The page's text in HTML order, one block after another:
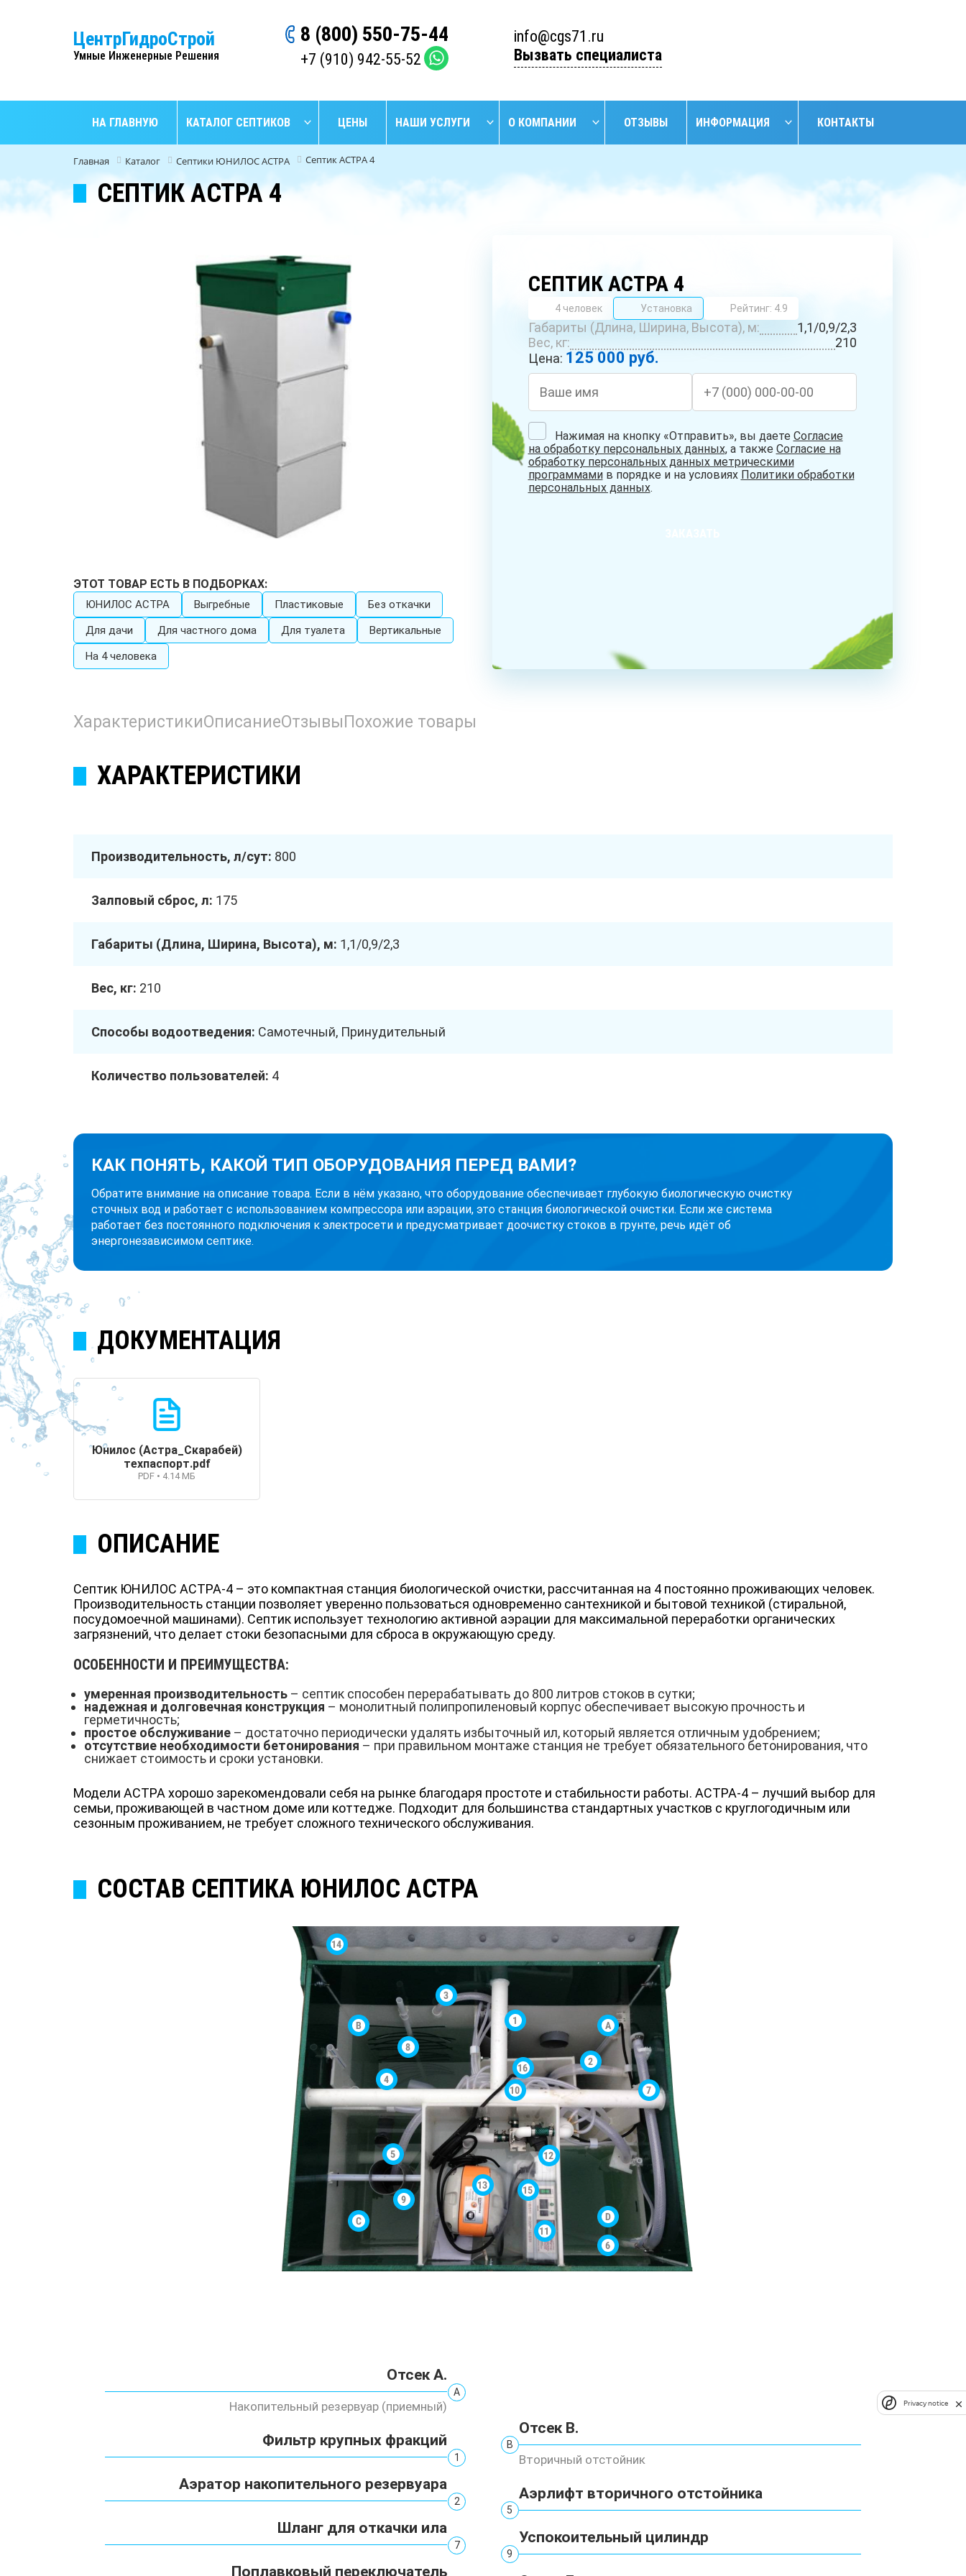
ЦентрГидроСтрой
Умные Инженерные Решения
8 (800) 550-75-44
+7 (910) 942-55-52
info@cgs71.ru
Вызвать специалиста
НА ГЛАВНУЮ КАТАЛОГ СЕПТИКОВ
НАЙТИ
ЦЕНЫ НАШИ УСЛУГИ
НАЙТИ
ОБУСТРОЙСТВО
РЕМОНТ
СКВАЖИН НА
ВОДУ
БУРЕНИЕ
КОЛОДЦЕВ
БУРЕНИЕ
СИСТЕМЫ
ОЧИСТКИ
О КОМПАНИИ ОТЗЫВЫ ИНФОРМАЦИЯ КОНТАКТЫ
Главная Каталог Септики ЮНИЛОС АСТРА Септик АСТРА 4
СЕПТИК АСТРА 4
ЭТОТ ТОВАР ЕСТЬ В ПОДБОРКАХ:
ЮНИЛОС АСТРА Выгребные Пластиковые
Без откачки
Для дачи
Для частного дома Для туалета
Вертикальные
На 4 человека
СЕПТИК АСТРА 4
4 человек Установка Рейтинг: 4.9
Габариты (Длина, Ширина, Высота), м:
1,1/0,9/2,3
Вес, кг:
210
Цена: 125 000 руб.
Нажимая на кнопку «Отправить», вы даете Согласие
на обработку персональных данных, а также Согласие на
обработку персональных данных метрическими
программамив порядке и на условиях Политики обработки
персональных данных.
ХарактеристикиОписаниеОтзывы Похожие товары
ХАРАКТЕРИСТИКИ
Производительность, л/сут: 800
Залповый сброс, л: 175
Габариты (Длина, Ширина, Высота), м: 1,1/0,9/2,3
Вес, кг: 210
Способы водоотведения: Самотечный, Принудительный
Количество пользователей: 4
КАК ПОНЯТЬ, КАКОЙ ТИП ОБОРУДОВАНИЯ ПЕРЕД ВАМИ?
Обратите внимание на описание товара. Если в нём указано, что оборудование обеспечивает глубокую биологическую очистку
сточных вод и работает с использованием компрессора или аэрации, это станция биологической очистки. Если же система
работает без постоянного подключения к электросети и предусматривает доочистку стоков в грунте, речь идёт об
энергонезависимом септике.
ДОКУМЕНТАЦИЯ
Юнилос (Астра_Скарабей)
техпаспорт.pdf
PDF • 4.14 МБ
ОПИСАНИЕ
Септик ЮНИЛОС АСТРА-4 – это компактная станция биологической очистки, рассчитанная на 4 постоянно проживающих человек.
Производительность станции позволяет уверенно пользоваться одновременно сантехникой и бытовой техникой (стиральной,
посудомоечной машинами). Септик использует технологию активной аэрации для максимальной переработки органических
загрязнений, что делает стоки безопасными для сброса в окружающую среду.
ОСОБЕННОСТИ И ПРЕИМУЩЕСТВА:
умеренная производительность – септик способен перерабатывать до 800 литров стоков в сутки;
надежная и долговечная конструкция – монолитный полипропиленовый корпус обеспечивает высокую прочность и
герметичность;
простое обслуживание – достаточно периодически удалять избыточный ил, который является отличным удобрением;
отсутствие необходимости бетонирования – при правильном монтаже станция не требует обязательного бетонирования, что
снижает стоимость и сроки установки.
Модели АСТРА хорошо зарекомендовали себя на рынке благодаря простоте и стабильности работы. АСТРА-4 – лучший выбор для
семьи, проживающей в частном доме или коттедже. Подходит для большинства стандартных участков с круглогодичным или
сезонным проживанием, не требует сложного технического обслуживания.
СОСТАВ СЕПТИКА ЮНИЛОС АСТРА
Отсек А.
А
Накопительный резервуар (приемный)
Фильтр крупных фракций
1
Аэратор накопительного резервуара
2
Шланг для откачки ила
7
Поплавковый переключатель
Отсек В.
В
Вторичный отстойник
Аэрлифт вторичного отстойника
5
Успокоительный цилиндр
9
Privacy notice